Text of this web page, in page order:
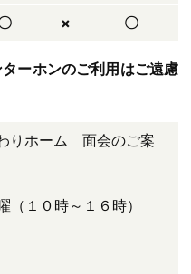
× 〇
ンのご利用はご遠慮
ム 面会のご案
１０時～１６時）